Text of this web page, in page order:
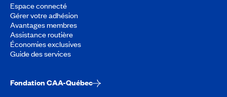
Espace connecté
Gérer votre adhésion
Avantages membres
Assistance routière
Économies exclusives
Guide des services
Fondation CAA-Québec